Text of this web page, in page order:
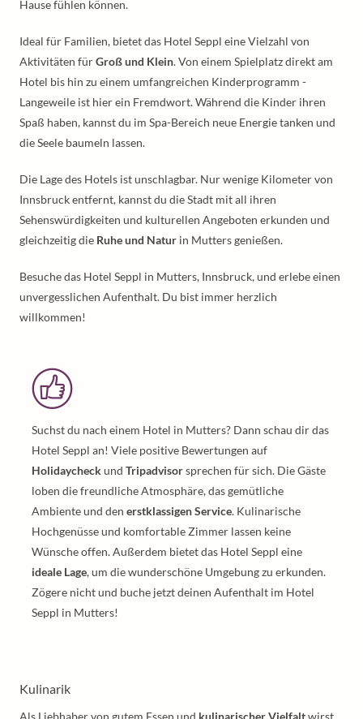
Hause fühlen können.
Ideal für Familien, bietet das Hotel Seppl eine Vielzahl von
Aktivitäten fürGroß und Klein. Von einem Spielplatz direkt am
Hotel bis hin zu einem umfangreichen Kinderprogramm -
Langeweile ist hier ein Fremdwort. Während die Kinder ihren
Spaß haben, kannst du im Spa-Bereich neue Energie tanken und
die Seele baumeln lassen.
Die Lage des Hotels ist unschlagbar. Nur wenige Kilometer von
Innsbruck entfernt, kannst du die Stadt mit all ihren
Sehenswürdigkeiten und kulturellen Angeboten erkunden und
gleichzeitig die Ruhe und Natur in Mutters genießen.
Besuche das Hotel Seppl in Mutters, Innsbruck, und erlebe einen
unvergesslichen Aufenthalt. Du bist immer herzlich
willkommen!
Suchst du nach einem Hotel in Mutters? Dann schau dir das
Hotel Seppl an! Viele positive Bewertungen auf
Holidaycheckund Tripadvisorsprechen für sich. Die Gäste
loben die freundliche Atmosphäre, das gemütliche
Ambiente und den erstklassigen Service. Kulinarische
Hochgenüsse und komfortable Zimmer lassen keine
Wünsche offen. Außerdem bietet das Hotel Seppl eine
ideale Lage, um die wunderschöne Umgebung zu erkunden.
Zögere nicht und buche jetzt deinen Aufenthalt im Hotel
Seppl in Mutters!
Kulinarik
Als Liebhaber von gutem Essen und kulinarischer Vielfaltwirst